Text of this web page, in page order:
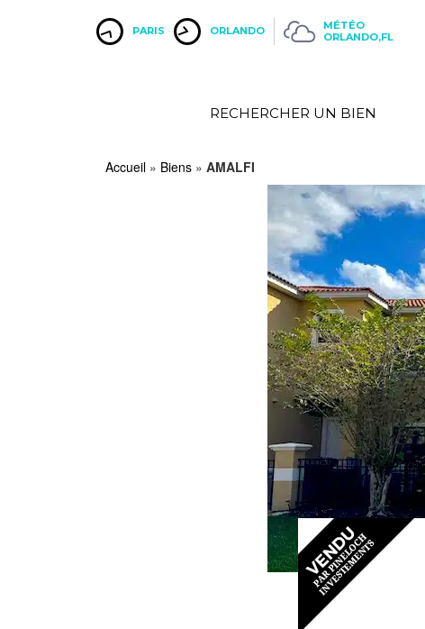
PARIS ORLANDO
MÉTÉO
ORLANDO,FL
RECHERCHER UN BIEN
Accueil » Biens » AMALFI